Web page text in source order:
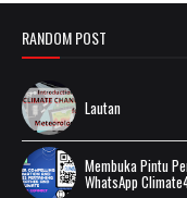
RANDOM POST
Lautan
Membuka Pintu
WhatsApp